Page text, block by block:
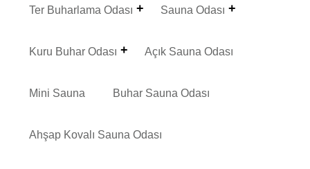
Ter Buharlama Odası Sauna Odası
Kuru Buhar Odası Açık Sauna Odası
Mini Sauna Buhar Sauna Odası
Ahşap Kovalı Sauna Odası